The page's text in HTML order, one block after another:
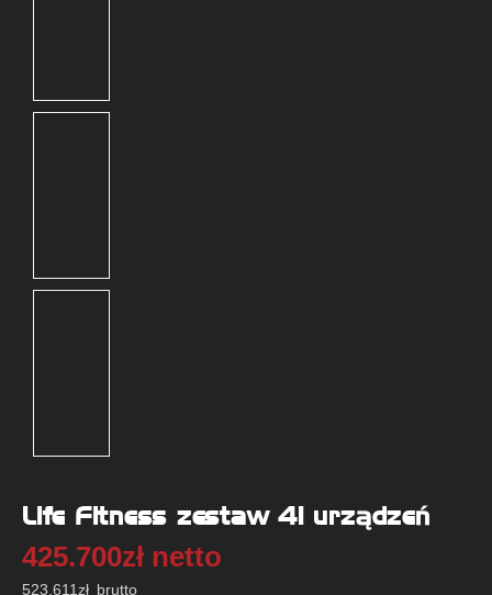
Life Fitness zestaw 41 urządzeń
425.700zł netto
523.611zł brutto